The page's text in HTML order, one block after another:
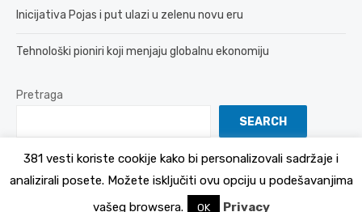
Inicijativa Pojas i put ulazi u zelenu novu eru
Tehnološki pioniri koji menjaju globalnu ekonomiju
Pretraga
SEARCH
Politika Privatnosti
381 vesti koriste cookije kako bi personalizovali sadržaje i
analizirali posete. Možete isključiti ovu opciju u podešavanjima
vašeg browsera.
OK Privacy